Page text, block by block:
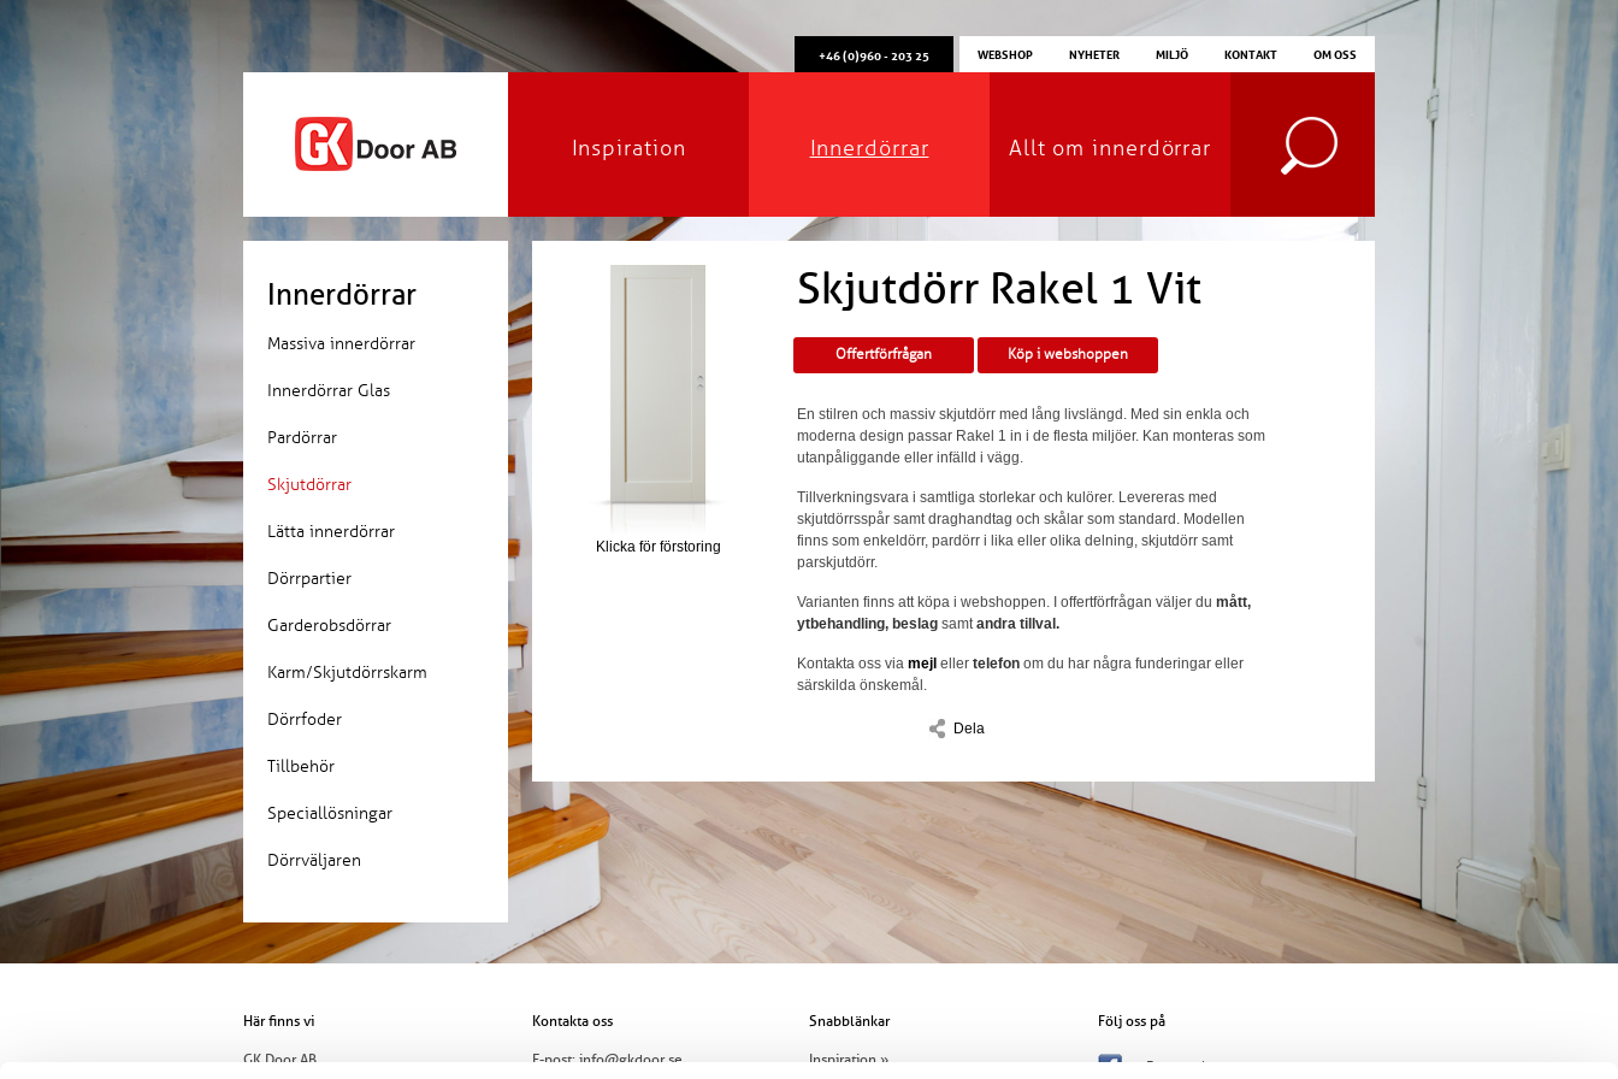
+46 (0)960 - 203 25 WEBSHOP NYHETER MILJÖ KONTAKT OM OSS
Inspiration Innerdörrar Allt om innerdörrar
Innerdörrar
Massiva innerdörrar
Innerdörrar Glas
Pardörrar
Skjutdörrar
Lätta innerdörrar
Dörrpartier
Garderobsdörrar
Karm/Skjutdörrskarm
Dörrfoder
Tillbehör
Speciallösningar
Dörrväljaren
Klicka för förstoring
Skjutdörr Rakel 1 Vit
Offertförfrågan Köp i webshoppen
En stilren och massiv skjutdörr med lång livslängd. Med sin enkla och
moderna design passar Rakel 1 in i de flesta miljöer. Kan monteras som
utanpåliggande eller infälld i vägg.
Tillverkningsvara i samtliga storlekar och kulörer. Levereras med
skjutdörrsspår samt draghandtag och skålar som standard. Modellen
finns som enkeldörr, pardörr i lika eller olika delning, skjutdörr samt
parskjutdörr.
Varianten finns att köpa i webshoppen. I offertförfrågan väljer du mått,
ytbehandling, beslag samtandra tillval.
Kontakta oss via mejl eller telefon om du har några funderingar eller
särskilda önskemål.
Dela
Här finns vi
GK Door AB
Kontakta oss
E-post:info@gkdoor.se
Snabblänkar
Inspiration »
Följ oss på
Facebook